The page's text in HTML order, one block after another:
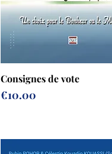
Consignes de vote
Prix
€10.00